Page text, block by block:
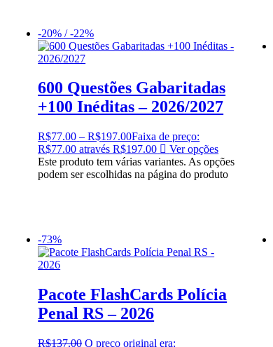
-20% / -22%
600 Questões Gabaritadas
+100 Inéditas – 2026/2027
R$77.00 – R$197.00Faixa de preço:
R$77.00 através R$197.00
Ver opções
Este produto tem várias variantes. As opções
podem ser escolhidas na página do produto
-73%
Pacote FlashCards Polícia
Penal RS – 2026
R$137.00 O preço original era: